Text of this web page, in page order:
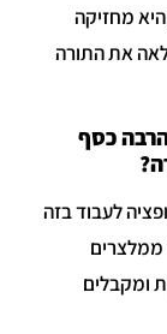
מחזיקה
את התורה
הרבה כסף
לעבוד בזה
ממלצרים
ומקבלים